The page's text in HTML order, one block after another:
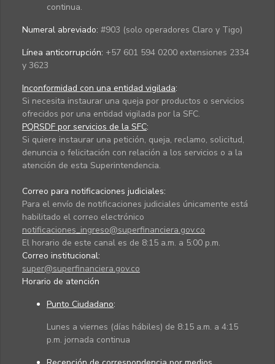
continua.
Numeral abreviado: #903 (solo operadores Claro y Tigo)
Línea anticorrupción: +57 601 594 0200 extensiones 2334
y 3623
Inconformidad con una entidad vigilada:
Si necesita instaurar una queja por productos o servicios
ofrecidos por una entidad vigilada por la SFC.
PQRSDF por servicios de la SFC:
Si quiere instaurar una petición, queja, reclamo, solicitud,
denuncia o felicitación con relación a los servicios o a la
atención de esta Superintendencia.
Correo para notificaciones judiciales:
Para el envío de notificaciones judiciales únicamente está
habilitado el correo electrónico
notificaciones_ingreso@superfinanciera.gov.co
El horario de este canal es de 8:15 a.m. a 5:00 p.m.
Correo institucional:
super@superfinanciera.gov.co
Horario de atención
Punto Ciudadano:
Lunes a viernes (días hábiles) de 8:15 a.m. a 4:15
p.m. jornada continua